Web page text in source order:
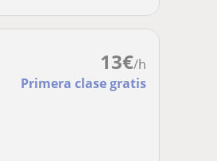
13€/h
Primera clase gratis